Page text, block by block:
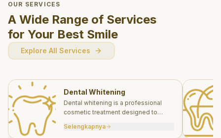
OUR SERVICES
A Wide Range of Services
for Your Best Smile
Explore All Services
Dental Whitening
Dental whitening is a professional
cosmetic treatment designed to
effectively.
Selengkapnya